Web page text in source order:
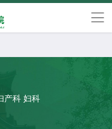
妇产科教研室/妇产科 妇科